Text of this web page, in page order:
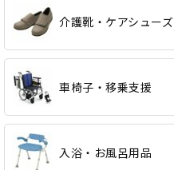
介護靴・ケアシューズ
車椅子・移乗支援
入浴・お風呂用品